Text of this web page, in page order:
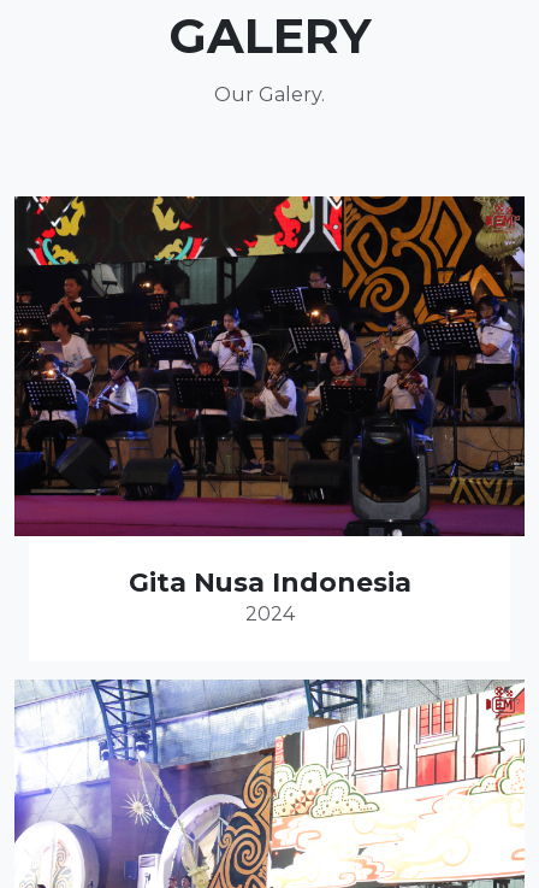
GALERY
Our Galery.
Gita Nusa Indonesia
2024